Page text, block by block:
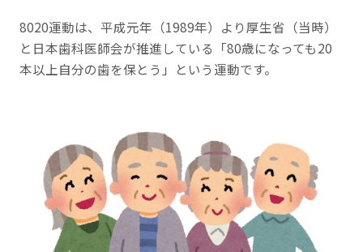
8020運動は、平成元年（1989年）より厚生省（当時）
と日本歯科医師会が推進している「80歳になっても20
本以上自分の歯を保とう」という運動です。